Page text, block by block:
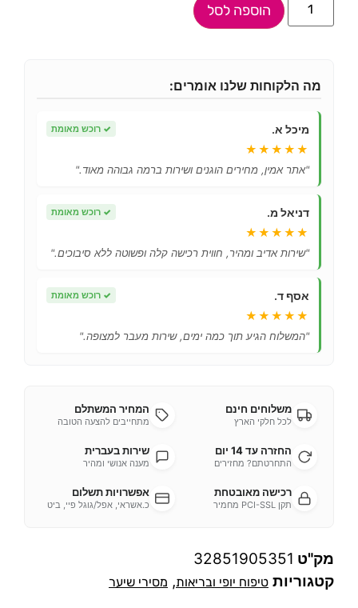
הוספה לסל
מה הלקוחות שלנו אומרים:
מיכל א. ✓ רוכש מאומת
★★★★★
"אתר אמין, מחירים הוגנים ושירות ברמה גבוהה מאוד."
דניאל מ. ✓ רוכש מאומת
★★★★★
"שירות אדיב ומהיר, חווית רכישה קלה ופשוטה ללא סיבוכים."
אסף ד. ✓ רוכש מאומת
★★★★★
"המשלוח הגיע תוך כמה ימים, שירות מעבר למצופה."
משלוחים חינם
לכל חלקי הארץ
המחיר המשתלם
מתחייבים להצעה הטובה
החזרה עד 14 יום
התחרטתם? מחזירים
שירות בעברית
מענה אנושי ומהיר
רכישה מאובטחת
תקן PCI-SSL מחמיר
אפשרויות תשלום
כ.אשראי, אפל/גוגל פיי, ביט
מק"ט 32851905351
קטגוריות טיפוח יופי ובריאות, מסירי שיער